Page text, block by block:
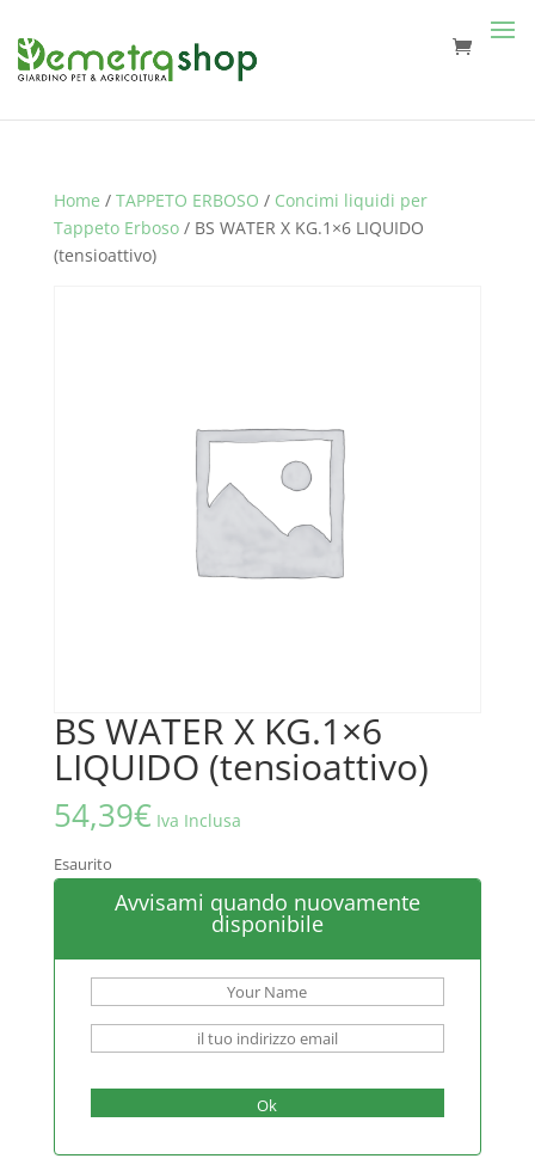
Home / TAPPETO ERBOSO / Concimi liquidi per
Tappeto Erboso/ BS WATER X KG.1×6 LIQUIDO
(tensioattivo)
BS WATER X KG.1×6
LIQUIDO (tensioattivo)
54,39€ Iva Inclusa
Esaurito
Avvisami quando nuovamente
disponibile
Ok